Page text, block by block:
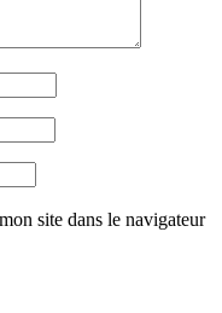
site dans le navigateur